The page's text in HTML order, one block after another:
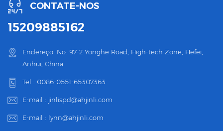
CONTATE-NOS
15209885162
Endereço :No. 97-2 Yonghe Road, High-tech Zone, Hefei,
Anhui, China
Tel : 0086-0551-65307363
E-mail : jinlispd@ahjinli.com
E-mail : lynn@ahjinli.com